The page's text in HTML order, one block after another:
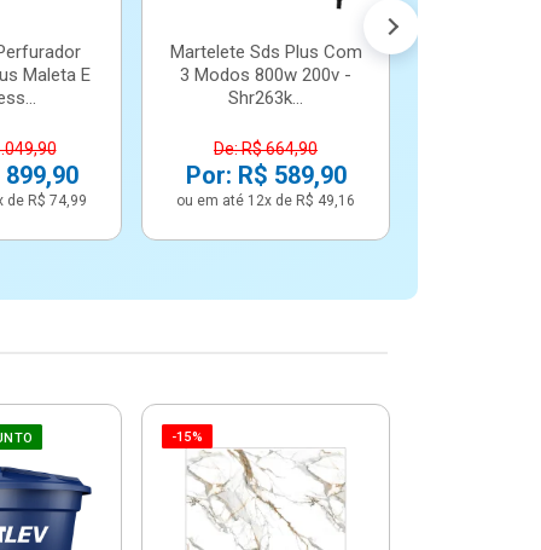
Maleta E
de R$ 74,99
Martelete Sds Plus Com
3 Modos 800w 200v -
Shr263k...
De: R$ 664,90
Por: R$ 589,90
ou em até 12x de R$ 49,16
-15%